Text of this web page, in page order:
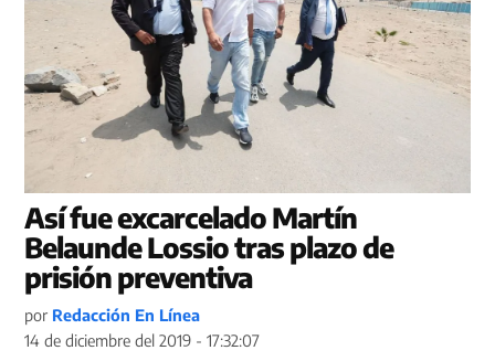
Así fue excarcelado Martín
Belaunde Lossio tras plazo de
prisión preventiva
por Redacción En Línea
14 de diciembre del 2019 - 17:32:07